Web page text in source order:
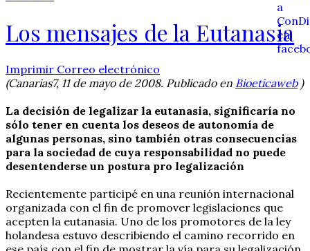
Los mensajes de la Eutanasia
Imprimir Correo electrónico
(Canarias7, 11 de mayo de 2008. Publicado en Bioeticaweb)
La decisión de legalizar la eutanasia, significaría no
sólo tener en cuenta los deseos de autonomía de
algunas personas, sino también otras consecuencias
para la sociedad de cuya responsabilidad no puede
desentenderse un postura pro legalización
Recientemente participé en una reunión internacional
organizada con el fin de promover legislaciones que
acepten la eutanasia. Uno de los promotores de la ley
holandesa estuvo describiendo el camino recorrido en